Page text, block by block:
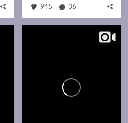
945 36